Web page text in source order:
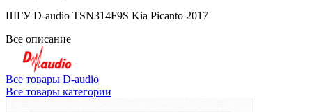
ШГУ D-audio TSN314F9S Kia Picanto 2017
Все описание
Все товары D-audio
Все товары категории